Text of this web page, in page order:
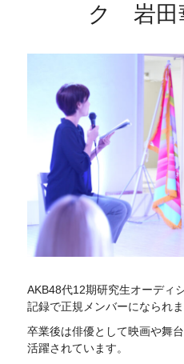
ク 岩田
AKB48代12期研究生オーディ
記録で正規メンバーになられま
卒業後は俳優として映画や舞
活躍されています。